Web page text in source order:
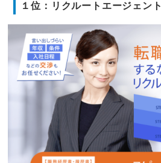
１位：リクルートエージェント